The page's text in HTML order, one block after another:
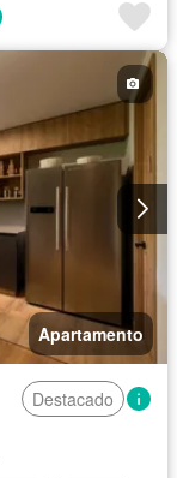
Apartamento
Destacado